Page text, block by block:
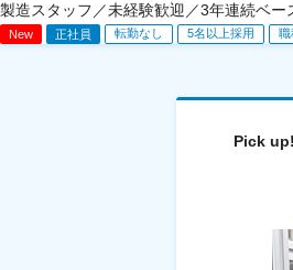
製造スタッフ／未経験歓迎／3年連続ベー
New 正社員 転勤なし 5名以上採用 職
Pick up!